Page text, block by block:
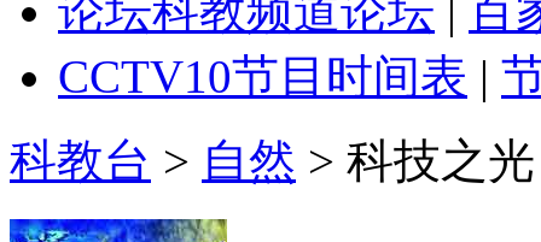
论坛科教频道论坛 | 百
CCTV10节目时间表 |
科教台 > 自然 > 科技之